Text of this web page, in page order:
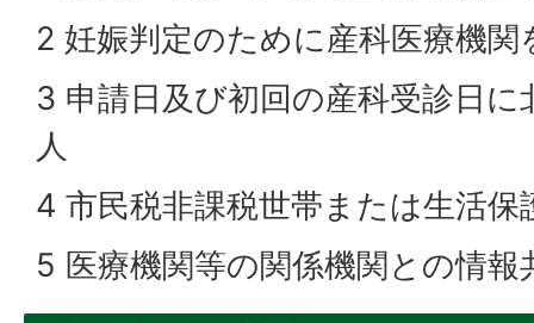
2 妊娠判定のために産科医療機関
3 申請日及び初回の産科受診日
人
4 市民税非課税世帯または生活保
5 医療機関等の関係機関との情報